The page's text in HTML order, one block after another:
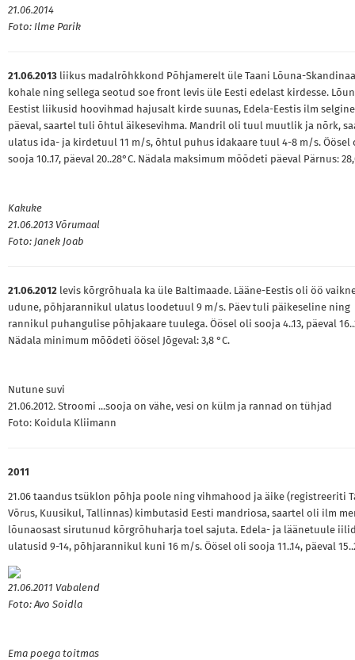
21.06.2014
Foto: Ilme Parik
21.06.2013 liikus madalrõhkkond Põhjamerelt üle Taani Lõuna-
kohale ning sellega seotud soe front levis üle Eesti edelast kirdesse.
Eestist liikusid hoovihmad hajusalt kirde suunas, Edela-Eestis ilm
päeval, saartel tuli õhtul äikesevihma. Mandril oli tuul muutlik ja nõrk,
ulatus ida- ja kirdetuul 11 m/s, õhtul puhus idakaare tuul 4-8 m/s. Öösel
sooja 10..17, päeval 20..28°C. Nädala maksimum mõõdeti päeval Pärnus:
Kakuke
21.06.2013 Võrumaal
Foto: Janek Joab
21.06.2012 levis kõrgrõhuala ka üle Baltimaade. Lääne-Eestis oli öö
udune, põhjarannikul ulatus loodetuul 9 m/s. Päev tuli päikeseline ning
rannikul puhangulise põhjakaare tuulega. Öösel oli sooja 4..13, päeval
Nädala minimum mõõdeti öösel Jõgeval: 3,8 °C.
Nutune suvi
21.06.2012. Stroomi ...sooja on vähe, vesi on külm ja rannad on tühjad
Foto: Koidula Kliimann
2011
21.06 taandus tsüklon põhja poole ning vihmahood ja äike (registreeriti
Võrus, Kuusikul, Tallinnas) kimbutasid Eesti mandriosa, saartel oli ilm
lõunaosast sirutunud kõrgrõhuharja toel sajuta. Edela- ja läänetuule
ulatusid 9-14, põhjarannikul kuni 16 m/s. Öösel oli sooja 11..14, päeval
21.06.2011 Vabalend
Foto: Avo Soidla
Ema poega toitmas